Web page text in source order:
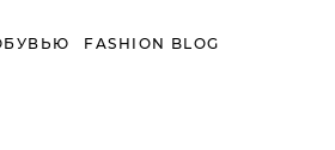
FASHION BLOG